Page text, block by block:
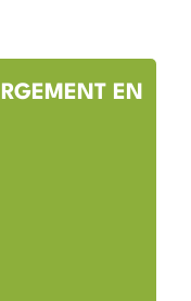
EN